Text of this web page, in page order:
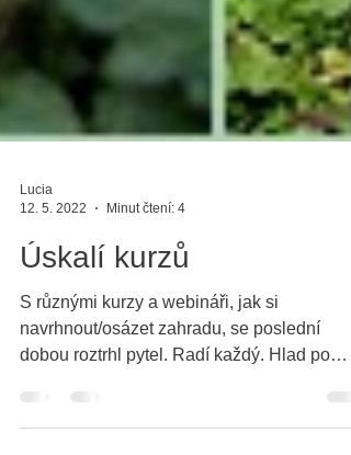
Lucia
12. 5. 2022
Minut čtení: 4